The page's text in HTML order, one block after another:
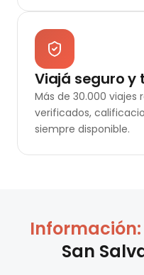
Viajá seguro y
Más de 30.000 viajes
verificados,
siempre disponible.
Información:
San